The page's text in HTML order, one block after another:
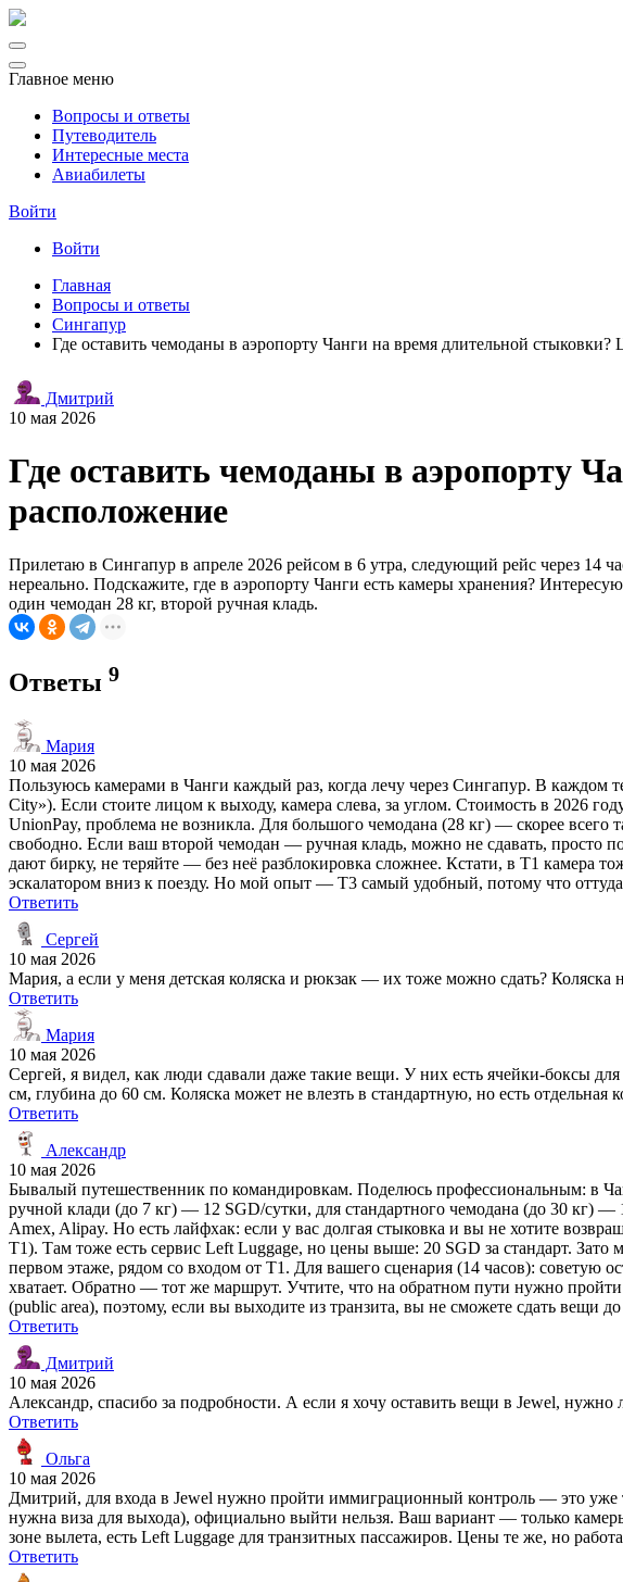
Главное меню
Вопросы и ответы
Путеводитель
Интересные места
Авиабилеты
Войти
Войти
Главная
Вопросы и ответы
Сингапур
Где оставить чемоданы в аэропорту Чанги на время длительной
Дмитрий
10 мая 2026
Где оставить чемоданы в аэропорту
расположение
Прилетаю в Сингапур в апреле 2026 рейсом в 6 утра, следующий рейс через 14
нереально. Подскажите, где в аэропорту Чанги есть камеры хранения?
один чемодан 28 кг, второй ручная кладь.
Ответы 9
Мария
10 мая 2026
Пользуюсь камерами в Чанги каждый раз, когда лечу через Сингапур. В
City»). Если стоите лицом к выходу, камера слева, за углом. Стоимость в 2026
UnionPay, проблема не возникла. Для большого чемодана (28 кг) — скорее
свободно. Если ваш второй чемодан — ручная кладь, можно не сдавать, просто
дают бирку, не теряйте — без неё разблокировка сложнее. Кстати, в T1
эскалатором вниз к поезду. Но мой опыт — T3 самый удобный, потому что
Ответить
Сергей
10 мая 2026
Мария, а если у меня детская коляска и рюкзак — их тоже можно сдать? Коляска
Ответить
Мария
10 мая 2026
Сергей, я видел, как люди сдавали даже такие вещи. У них есть ячейки-боксы
см, глубина до 60 см. Коляска может не влезть в стандартную, но есть
Ответить
Александр
10 мая 2026
Бывалый путешественник по командировкам. Поделюсь профессиональным: в
ручной клади (до 7 кг) — 12 SGD/сутки, для стандартного чемодана (до 30
Amex, Alipay. Но есть лайфхак: если у вас долгая стыковка и вы не хотите
T1). Там тоже есть сервис Left Luggage, но цены выше: 20 SGD за стандарт. Зато
первом этаже, рядом со входом от T1. Для вашего сценария (14 часов): советую
хватает. Обратно — тот же маршрут. Учтите, что на обратном пути нужно
(public area), поэтому, если вы выходите из транзита, вы не сможете сдать вещи
Ответить
Дмитрий
10 мая 2026
Александр, спасибо за подробности. А если я хочу оставить вещи в Jewel, нужно
Ответить
Ольга
10 мая 2026
Дмитрий, для входа в Jewel нужно пройти иммиграционный контроль — это уже
нужна виза для выхода), официально выйти нельзя. Ваш вариант — только
зоне вылета, есть Left Luggage для транзитных пассажиров. Цены те же, но
Ответить